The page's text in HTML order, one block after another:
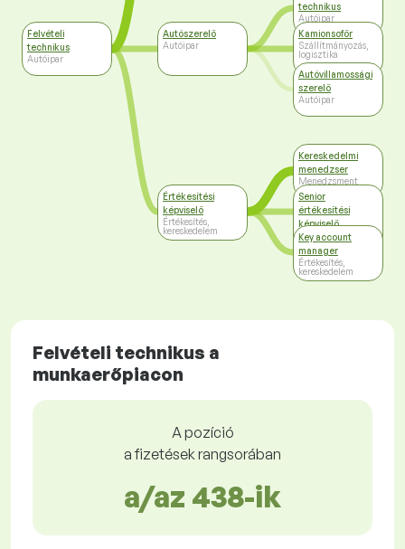
Felvételi
technikus
Autóipar
Autószerelő
Autóipar
Értékesítési
képviselő
Értékesítés,
kereskedelem
technikus
Autóipar
Kamionsofőr
Szállítmányozás,
logisztika
Autóvillamossági
szerelő
Autóipar
Kereskedelmi
menedzser
Menedzsment
Senior
értékesítési
képviselő
Értékesítés,
kereskedelem
Key account
manager
Értékesítés,
kereskedelem
Felvételi technikus a
munkaerőpiacon
A pozíció
a fizetések rangsorában
a/az 438-ik